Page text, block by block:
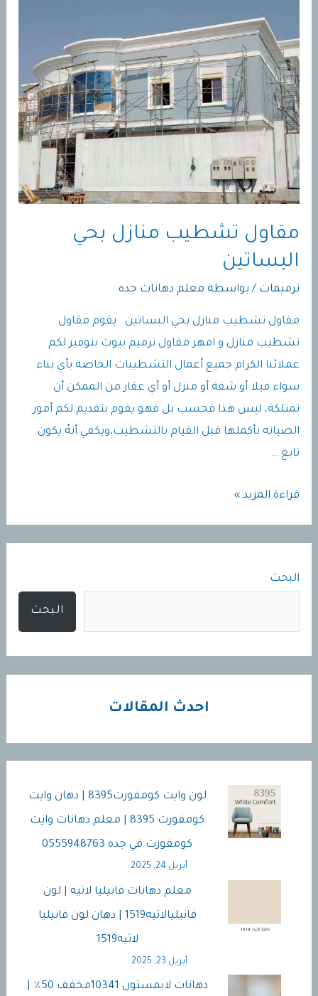
البحث
البحث
احدث المقالات
لون وايت كومفورت8395 | دهان وايت
كومفورت 8395 | معلم دهانات وايت
كومفورت في جده 0555948763
أبريل 24, 2025
معلم دهانات فانيليا لاتيه | لون
فانيليالاتيه1519 | دهان لون فانيليا
لاتيه1519
أبريل 23, 2025
دهانات لايمستون 10341مخفف 50٪ |
مقاول تشطيب منازل بحي
البساتين
ترميمات / بواسطة معلم دهانات جده
مقاول تشطيب منازل بحي البساتين يقوم مقاول
تشطيب منازل و امهر مقاول ترميم بيوت بتوفير لكم
عملائنا الكرام جميع أعمال التشطيبات الخاصة بأي بناء
سواء فيلا أو شقة أو منزل أو أي عقار من الممكن أن
تمتلكة، ليس هذا فحسب بل فهو يقوم بتقديم لكم أمور
الصيانه بأكملها قبل القيام بالتشطيب،ويكفي أنهُ يكون
تابع …
مقاول
البساتين
قراءة المزيد »